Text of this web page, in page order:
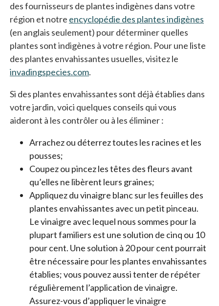
des fournisseurs de plantes indigènes dans votre
région et notre encyclopédie des plantes indigènes
(en anglais seulement) pour déterminer quelles
plantes sont indigènes à votre région. Pour une liste
des plantes envahissantes usuelles, visitez le
invadingspecies.coms’ouvre dans un nouvel onglet
.
Si des plantes envahissantes sont déjà établies dans
votre jardin, voici quelques conseils qui vous
aideront à les contrôler ou à les éliminer :
Arrachez ou déterrez toutes les racines et les
pousses;
Coupez ou pincez les têtes des fleurs avant
qu’elles ne libèrent leurs graines;
Appliquez du vinaigre blanc sur les feuilles des
plantes envahissantes avec un petit pinceau.
Le vinaigre avec lequel nous sommes pour la
plupart familiers est une solution de cinq ou 10
pour cent. Une solution à 20 pour cent pourrait
être nécessaire pour les plantes envahissantes
établies; vous pouvez aussi tenter de répéter
régulièrement l’application de vinaigre.
Assurez-vous d’appliquer le vinaigre